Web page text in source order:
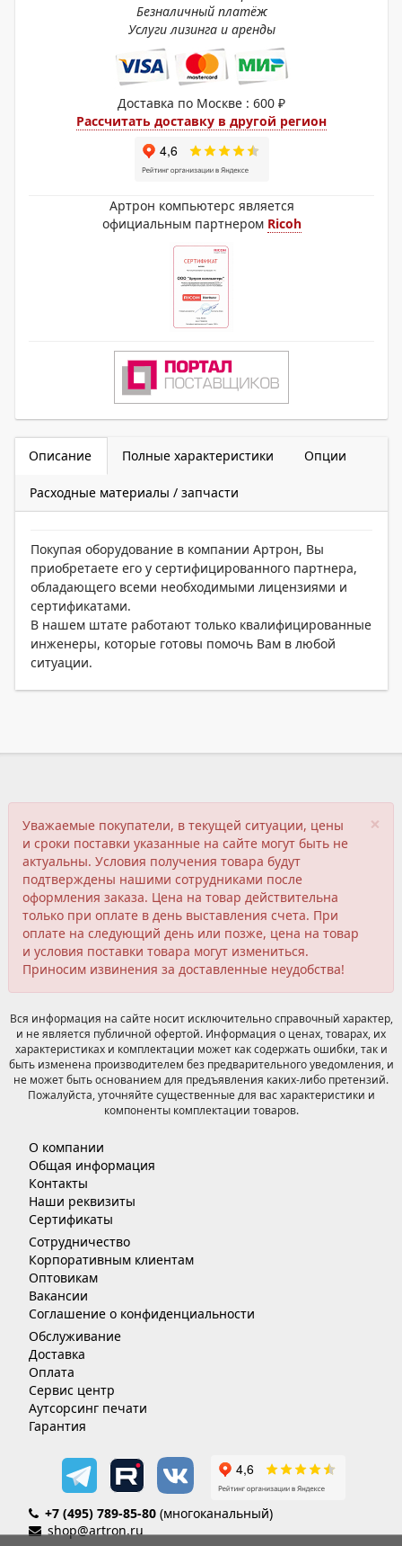
Безналичный платёж
Услуги лизинга и аренды
Доставка по Москве : 600 ₽
Рассчитать доставку в другой регион
Артрон компьютерс является
официальным партнером Ricoh
Описание Полные характеристики Опции
Расходные материалы / запчасти
Покупая оборудование в компании Артрон, Вы
приобретаете его у сертифицированного партнера,
обладающего всеми необходимыми лицензиями и
сертификатами.
В нашем штате работают только квалифицированные
инженеры, которые готовы помочь Вам в любой
ситуации.
×
Уважаемые покупатели, в текущей ситуации, цены
и сроки поставки указанные на сайте могут быть не
актуальны. Условия получения товара будут
подтверждены нашими сотрудниками после
оформления заказа. Цена на товар действительна
только при оплате в день выставления счета. При
оплате на следующий день или позже, цена на товар
и условия поставки товара могут измениться.
Приносим извинения за доставленные неудобства!
Вся информация на сайте носит исключительно справочный характер,
и не является публичной офертой. Информация о ценах, товарах, их
характеристиках и комплектации может как содержать ошибки, так и
быть изменена производителем без предварительного уведомления, и
не может быть основанием для предъявления каких-либо претензий.
Пожалуйста, уточняйте существенные для вас характеристики и
компоненты комплектации товаров.
О компании
Общая информация
Контакты
Наши реквизиты
Сертификаты
Сотрудничество
Корпоративным клиентам
Оптовикам
Вакансии
Соглашение о конфиденциальности
Обслуживание
Доставка
Оплата
Сервис центр
Аутсорсинг печати
Гарантия
+7 (495) 789-85-80 (многоканальный)
shop@artron.ru